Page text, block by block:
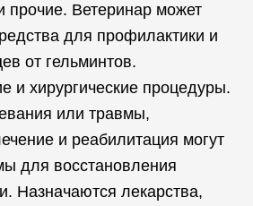
прочие. Ветеринар может
для профилактики и
от гельминтов.
и хирургические процедуры.
или травмы,
и реабилитация могут
для восстановления
Назначаются лекарства,